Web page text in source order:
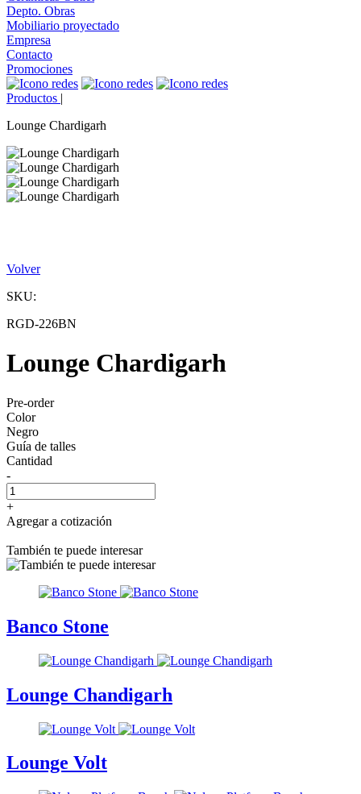
Depto. Obras
Mobiliario proyectado
Empresa
Contacto
Promociones
Productos |
Lounge Chardigarh
Volver
SKU:
RGD-226BN
Lounge Chardigarh
Pre-order
Color
Negro
Guía de talles
Cantidad
-
+
Agregar a cotización
También te puede interesar
Banco Stone
Lounge Chandigarh
Lounge Volt